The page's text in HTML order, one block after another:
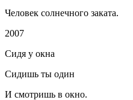
Человек солнечного заката.
2007
Сидя у окна
Сидишь ты один
И смотришь в окно.